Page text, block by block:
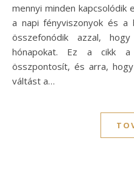
mennyi minden kapcsolódik
a napi fényviszonyok és a
összefonódik azzal,
hónapokat. Ez a cikk a
összpontosít, és arra,
váltást a…